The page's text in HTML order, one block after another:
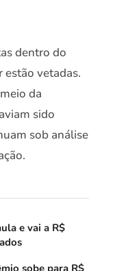
dentro do
estão vetadas.
da
sido
sob análise
e vai a R$